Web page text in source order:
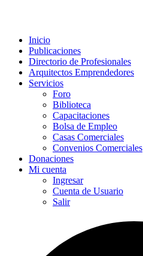
Inicio
Publicaciones
Directorio de Profesionales
Arquitectos Emprendedores
Servicios
Foro
Biblioteca
Capacitaciones
Bolsa de Empleo
Casas Comerciales
Convenios Comerciales
Donaciones
Mi cuenta
Ingresar
Cuenta de Usuario
Salir